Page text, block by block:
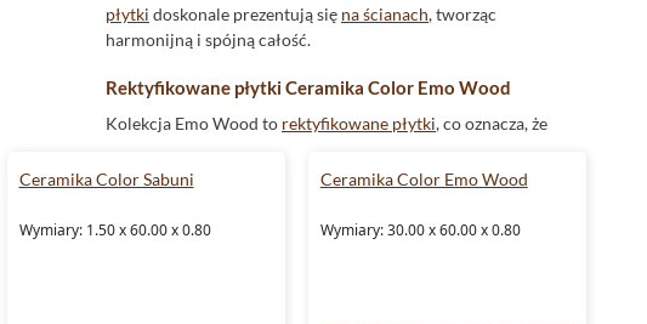
płytki doskonale prezentują się na ścianach, tworząc
harmonijną i spójną całość.
Rektyfikowane płytki Ceramika Color Emo Wood
Kolekcja Emo Wood to rektyfikowane płytki, co oznacza, że
układanie płytek z minimalnymi fugami, co tworzy efekt
jest przez miłośników nowoczesnego designu.
Ceramika Color Sabuni
Wymiary: 1.50 x 60.00 x 0.80
Ceramika Color Emo Wood
Wymiary: 30.00 x 60.00 x 0.80